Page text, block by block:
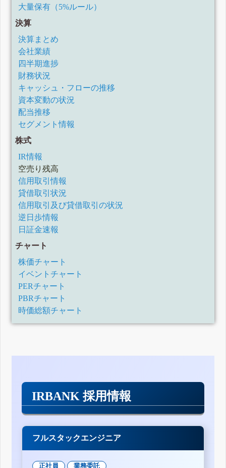
大量保有（5%ルール）
決算
決算まとめ
会社業績
四半期進捗
財務状況
キャッシュ・フローの推移
資本変動の状況
配当推移
セグメント情報
株式
IR情報
空売り残高
信用取引情報
貸借取引状況
信用取引及び貸借取引の状況
逆日歩情報
日証金速報
チャート
株価チャート
イベントチャート
PERチャート
PBRチャート
時価総額チャート
IRBANK 採用情報
フルスタックエンジニア
正社員 業務委託